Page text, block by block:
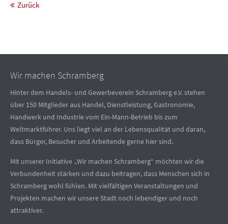
Zurück
Wir machen Schramberg
Hinter dem Handels- und Gewerbeverein Schramberg e.V. stehen
über 150 Mitglieder aus Handel, Dienstleistung, Gastronomie,
Handwerk und Industrie vom Ein-Mann-Betrieb bis zum
Weltmarktführer. Uns liegt viel an der Lebensqualität und daran,
dass Bürger, Besucher und Arbeitende gerne hier sind.
Mit unserer Initiative „Wir machen Schramberg“ möchten wir die
Verbundenheit stärken und dazu beitragen, dass Menschen sich in
Schramberg wohl fühlen. Mit vielfältigen Veranstaltungen und
Projekten machen wir unsere Stadt noch lebendiger und noch
attraktiver.